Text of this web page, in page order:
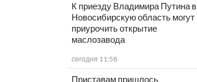
К приезду Владимира Путина в
Новосибирскую область могут
приурочить открытие
маслозавода
сегодня 11:58
Приставам пришлось